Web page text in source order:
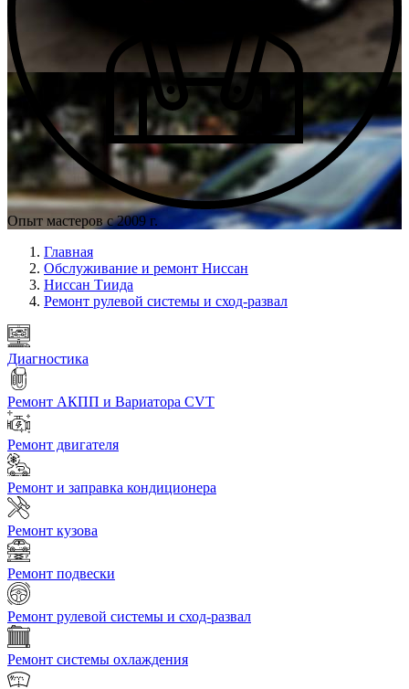
Опыт мастеров с 2009 г.
Главная
Обслуживание и ремонт Ниссан
Ниссан Тиида
Ремонт рулевой системы и сход-развал
Диагностика
Ремонт АКПП и Вариатора CVT
Ремонт двигателя
Ремонт и заправка кондиционера
Ремонт кузова
Ремонт подвески
Ремонт рулевой системы и сход-развал
Ремонт системы охлаждения